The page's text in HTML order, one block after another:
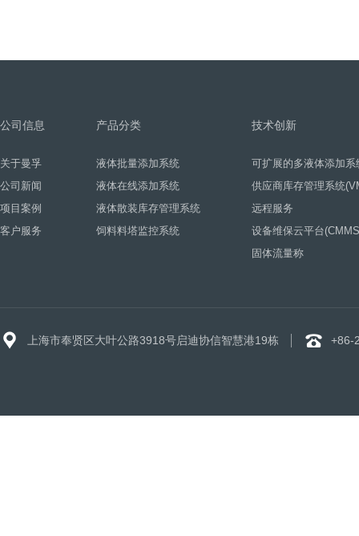
公司信息
关于曼孚
公司新闻
项目案例
客户服务
产品分类
液体批量添加系统
液体在线添加系统
液体散装库存管理系统
饲料料塔监控系统
技术创新
可扩展的多液体添加系
供应商库存管理系统
远程服务
设备维保云平台
固体流量称
上海市奉贤区大叶公路3918号启迪协信智慧港19栋 +86-